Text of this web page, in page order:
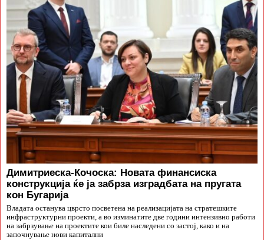
Димитриеска-Кочоска: Новата финансиска
конструкција ќе ја забрза изградбата на пругата
кон Бугарија
Владата останува цврсто посветена на реализацијата на стратешките
инфраструктурни проекти, а во изминатите две години интензивно работи
на забрзување на проектите кои биле наследени со застој, како и на
започнување нови капитални